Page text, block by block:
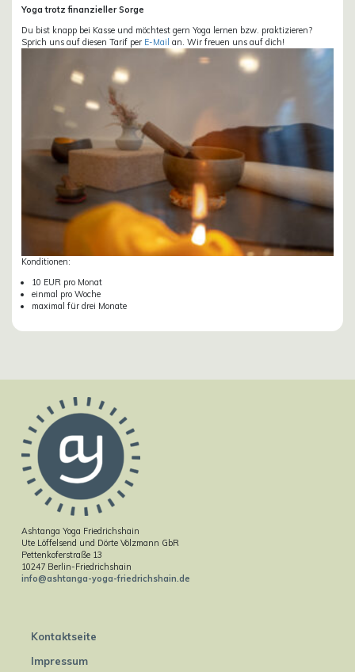
Yoga trotz finanzieller Sorge
Du bist knapp bei Kasse und möchtest gern Yoga lernen bzw. praktizieren?
Sprich uns auf diesen Tarif per E-Mail an. Wir freuen uns auf dich!
Konditionen:
10 EUR pro Monat
einmal pro Woche
maximal für drei Monate
Ashtanga Yoga Friedrichshain
Ute Löffelsend und Dörte Völzmann GbR
Pettenkoferstraße 13
10247 Berlin-Friedrichshain
info@ashtanga-yoga-friedrichshain.de
Kontaktseite
Impressum